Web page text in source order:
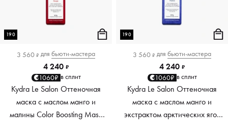
190
3 560 ₽ для бьюти-мастера
4 240 ₽
1060₽ в сплит
Kydra Le Salon Оттеночная
маска с маслом манго и
малины Color Boosting Mask
190
3 560 ₽ для бьюти-мастера
4 240 ₽
1060₽ в сплит
Kydra Le Salon Оттеночная
маска с маслом манго и
экстрактом арктических ягод